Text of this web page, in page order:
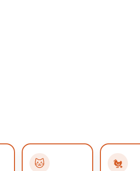
🐱 🐔